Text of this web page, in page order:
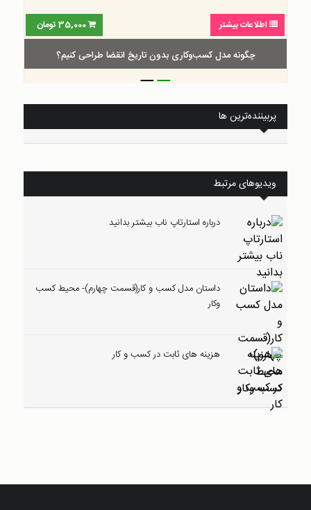
اطلاعات بیشتر 35,000 تومان
چگونه مدل کسب‌و‌کاری بدون تاریخ انقضا طراحی کنیم؟
__
پربیننده‌ترین ها
ویدیوهای مرتبط
درباره استارتاپ ناب بیشتر بدانید
داستان مدل کسب و کار(قسمت چهارم)- محیط کسب
وکار
هزینه های ثابت در کسب و کار